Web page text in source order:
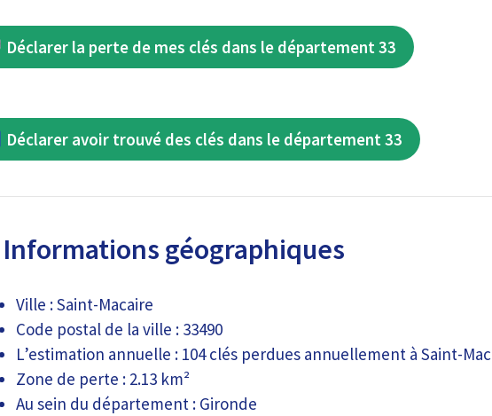
Déclarer la perte de mes clés dans le département 33
Déclarer avoir trouvé des clés dans le département 33
Informations géographiques
Ville : Saint-Macaire
Code postal de la ville : 33490
L’estimation annuelle : 104 clés perdues annuellement à Saint-
Zone de perte : 2.13 km²
Au sein du département : Gironde